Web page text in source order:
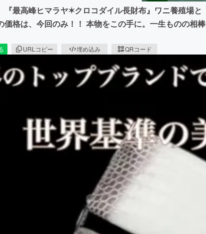
最高峰ヒマラヤ✶クロコダイル長財布』ワニ養殖場と
格は、今回のみ！！ 本物をこの手に。一生ものの相棒
URLコピー 埋め込み QRコード